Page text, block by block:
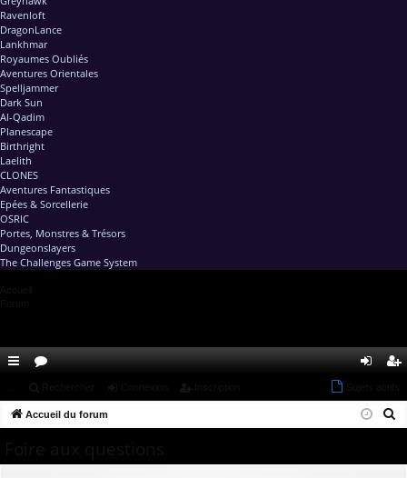
Ravenloft
DragonLance
Lankhmar
Royaumes Oubliés
Aventures Orientales
Spelljammer
Dark Sun
Al-Qadim
Planescape
Birthright
Laelith
CLONES
Aventures Fantastiques
Epées & Sorcellerie
OSRIC
Portes, Monstres & Trésors
Dungeonslayers
The Challenges Game System
co u ne cri
Accueil du forum